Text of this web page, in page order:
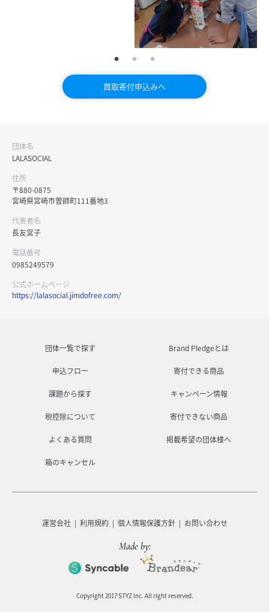
買取寄付申込みへ
団体名
LALASOCIAL
住所
〒880-0875
宮崎県宮崎市曽師町111番地3
代表者名
長友宮子
電話番号
0985249579
公式ホームページ
https://lalasocial.jimdofree.com/
団体一覧で探す Brand Pledgeとは
申込フロー 寄付できる商品
課題から探す キャンペーン情報
税控除について 寄付できない商品
よくある質問 掲載希望の団体様へ
箱のキャンセル
運営会社 利用規約 個人情報保護方針 お問い合わせ
Made by:
Copyright 2017 STYZ Inc. All right reserved.